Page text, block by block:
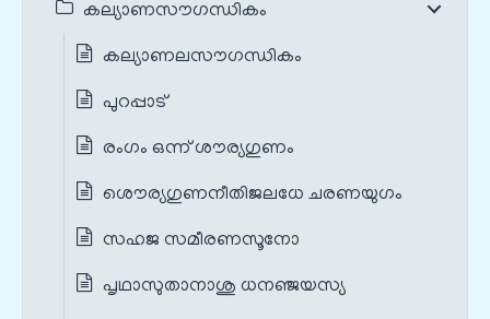
കല്യാണസൗഗന്ധികം
കല്യാണലസൗഗന്ധികം
പുറപ്പാട്
രംഗം ഒന്ന് ശൗര്യഗുണം
ശൌര്യഗുണനീതിജലധേ ചരണയുഗം
സഹജ സമീരണസൂനോ
പൃഥാസുതാനാശു ധനഞ്ജയസ്യ